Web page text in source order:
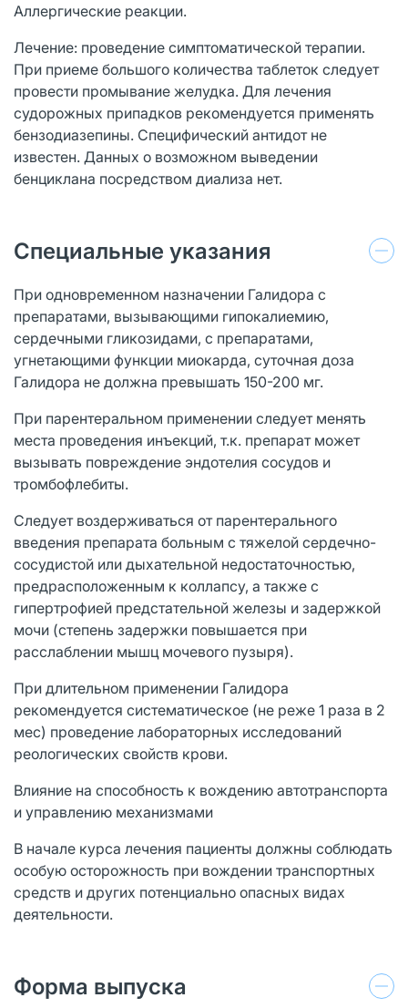
Аллергические реакции.
Лечение: проведение симптоматической терапии.
При приеме большого количества таблеток следует
провести промывание желудка. Для лечения
судорожных припадков рекомендуется применять
бензодиазепины. Специфический антидот не
известен. Данных о возможном выведении
бенциклана посредством диализа нет.
Специальные указания
При одновременном назначении Галидора с
препаратами, вызывающими гипокалиемию,
сердечными гликозидами, с препаратами,
угнетающими функции миокарда, суточная доза
Галидора не должна превышать 150-200 мг.
При парентеральном применении следует менять
места проведения инъекций, т.к. препарат может
вызывать повреждение эндотелия сосудов и
тромбофлебиты.
Следует воздерживаться от парентерального
введения препарата больным с тяжелой сердечно-
сосудистой или дыхательной недостаточностью,
предрасположенным к коллапсу, а также с
гипертрофией предстательной железы и задержкой
мочи (степень задержки повышается при
расслаблении мышц мочевого пузыря).
При длительном применении Галидора
рекомендуется систематическое (не реже 1 раза в 2
мес) проведение лабораторных исследований
реологических свойств крови.
Влияние на способность к вождению автотранспорта
и управлению механизмами
В начале курса лечения пациенты должны соблюдать
особую осторожность при вождении транспортных
средств и других потенциально опасных видах
деятельности.
Форма выпуска